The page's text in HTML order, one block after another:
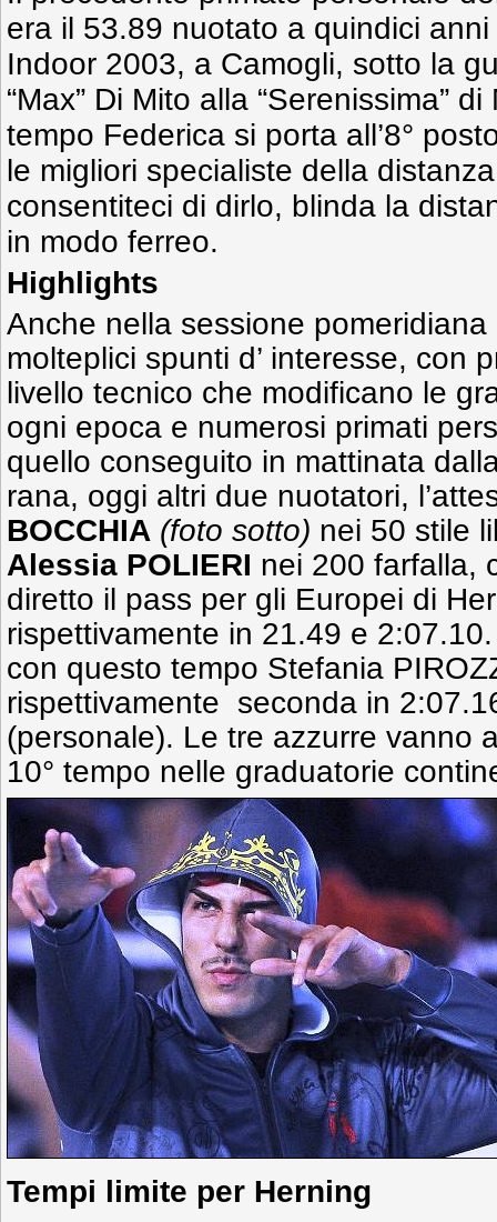
era il 53.89 nuotato a quindici
Indoor 2003, a Camogli, sotto la
“Max” Di Mito alla “Serenissima”
tempo Federica si porta all’8°
le migliori specialiste della
consentiteci di dirlo, blinda la
in modo ferreo.
Highlights
Anche nella sessione
molteplici spunti d’ interesse, con
livello tecnico che modificano le
ogni epoca e numerosi primati
quello conseguito in mattinata
rana, oggi altri due nuotatori,
BOCCHIA (foto sotto) nei 50 stile
Alessia POLIERI nei 200 farfalla,
diretto il pass per gli Europei di
rispettivamente in 21.49 e
con questo tempo Stefania
rispettivamente seconda in
(personale). Le tre azzurre vanno
10° tempo nelle graduatorie
Tempi limite per Herning